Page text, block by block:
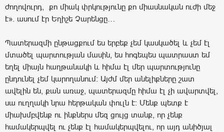
ժողովուրդ, քո միակ փրկությունը քո միասնական ուժի մեջ
է». ասում էր Եղիշե Չարենցը…
Պատերազմի ընթացքում ես երբեք չեմ կասկածել և չեմ էլ
մտածել պարտության մասին, ես հոգեպես պատրաստ եմ
եղել միայն հաղթանակի և հիմա էլ մեր պարտությունը
ընդունել չեմ կարողանում: Այժմ մեր անելիքները շատ
ավելին են, քան առաջ, պատերազմը հիմա էլ չի ավարտվել,
սա ուղղակի նրա հերթական փուլն է: Մենք պետք է
միախմբվենք ու ինքներս մեզ ցույց տանք, որ չենք
համակերպվել ու չենք էլ համակերպվելու, որ այդ անիծյալ